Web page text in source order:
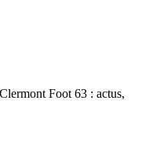
Foot 63 : actus,